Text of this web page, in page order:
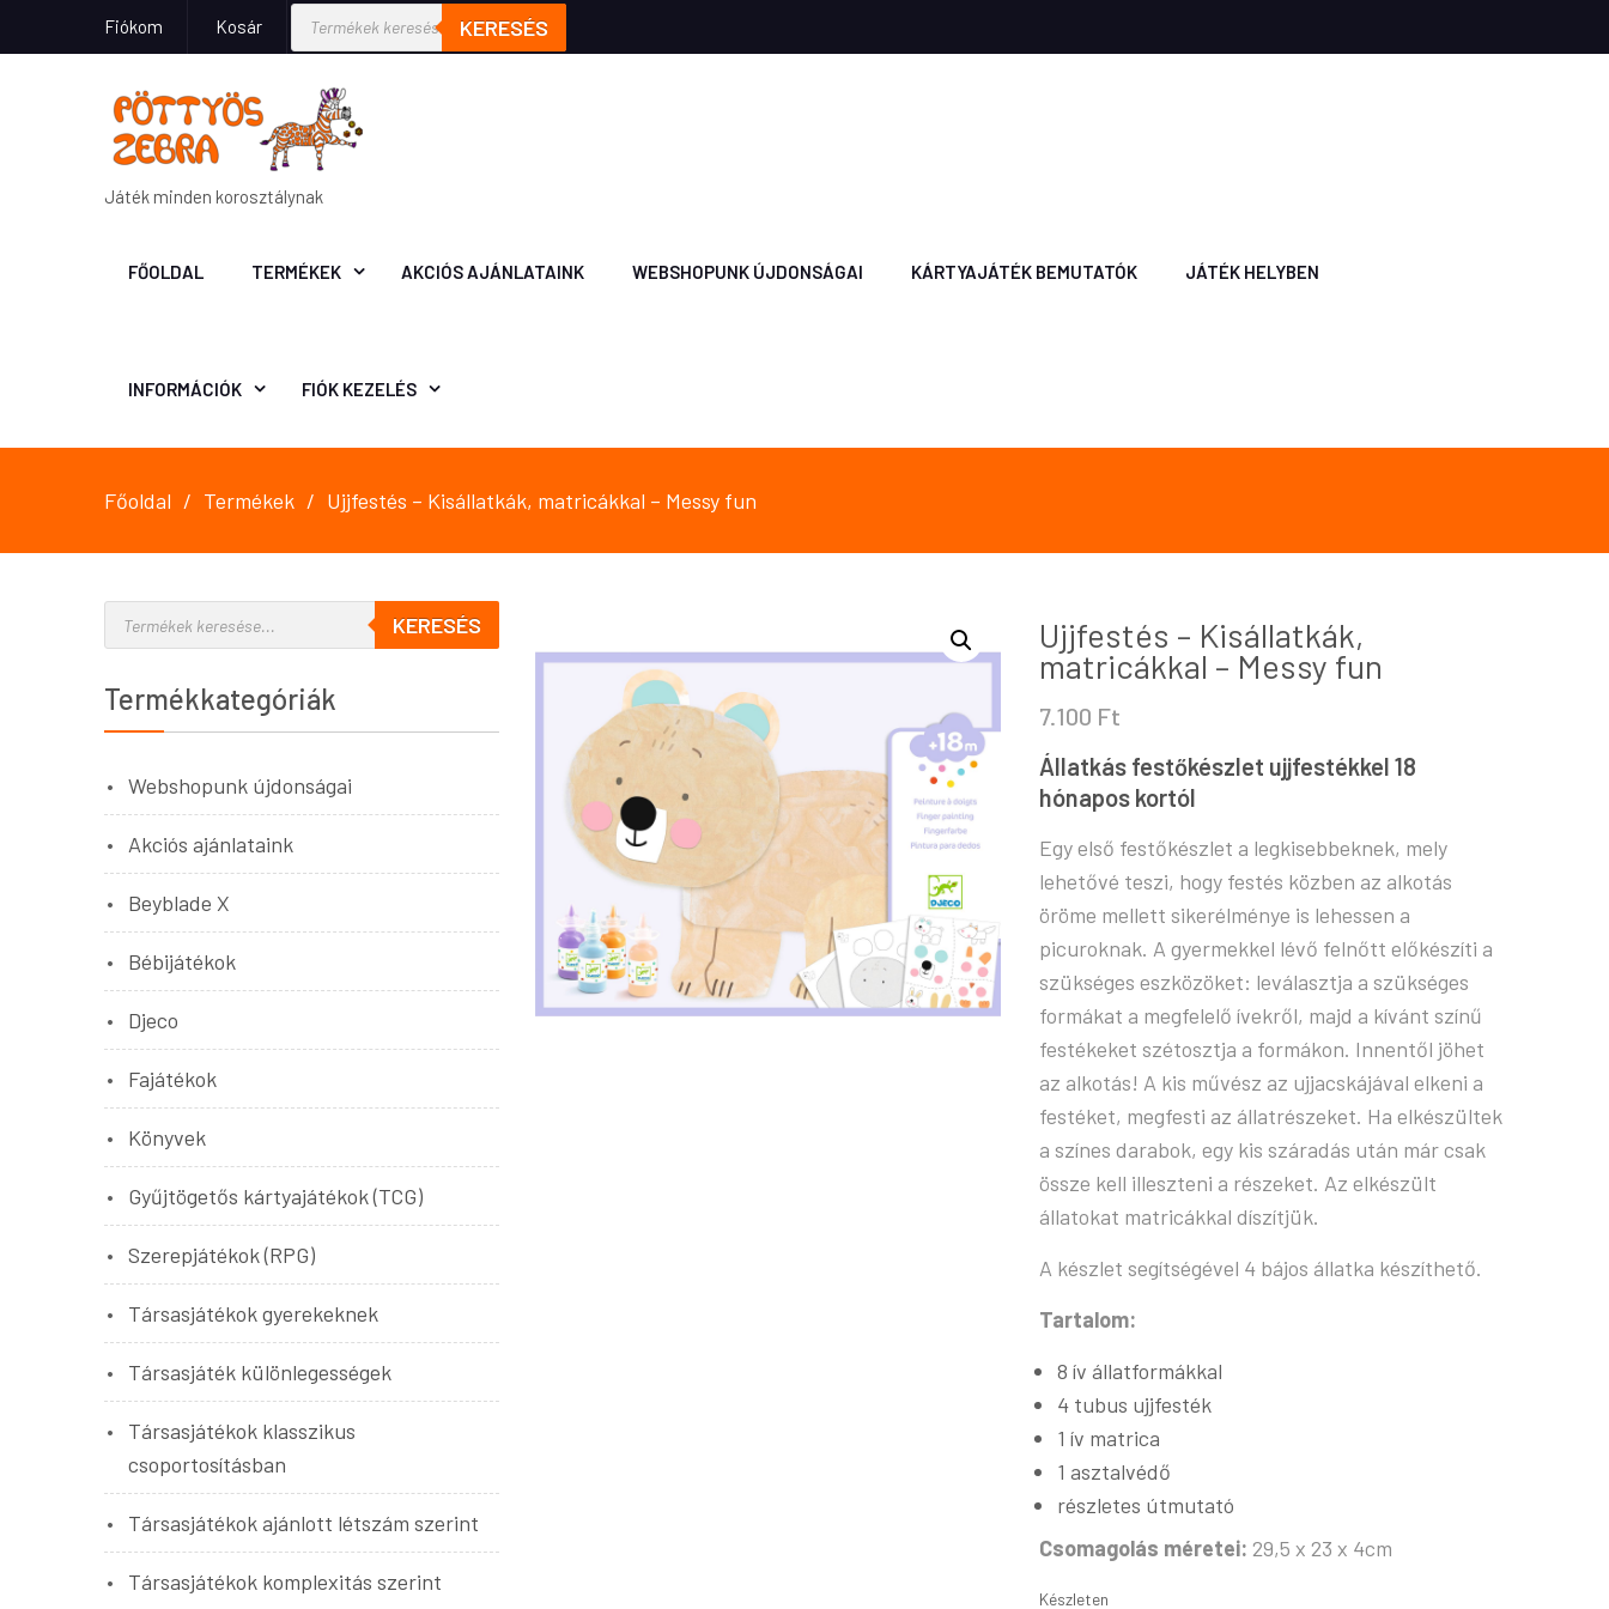
Fiókom Kosár KERESÉS
Játék minden korosztálynak
FŐOLDAL TERMÉKEK AKCIÓS AJÁNLATAINK WEBSHOPUNK ÚJDONSÁGAI KÁRTYAJÁTÉK BEMUTATÓK JÁTÉK HELYBEN
INFORMÁCIÓK FIÓK KEZELÉS
Főoldal Termékek Ujjfestés – Kisállatkák, matricákkal – Messy fun
Ujjfestés – Kisállatkák,
matricákkal – Messy fun
7.100 Ft
Állatkás festőkészlet ujjfestékkel 18
hónapos kortól
Egy első festőkészlet a legkisebbeknek, mely
lehetővé teszi, hogy festés közben az alkotás
öröme mellett sikerélménye is lehessen a
picuroknak. A gyermekkel lévő felnőtt előkészíti a
szükséges eszközöket: leválasztja a szükséges
formákat a megfelelő ívekről, majd a kívánt színű
festékeket szétosztja a formákon. Innentől jöhet
az alkotás! A kis művész az ujjacskájával elkeni a
festéket, megfesti az állatrészeket. Ha elkészültek
a színes darabok, egy kis száradás után már csak
össze kell illeszteni a részeket. Az elkészült
állatokat matricákkal díszítjük.
A készlet segítségével 4 bájos állatka készíthető.
Tartalom:
8 ív állatformákkal
4 tubus ujjfesték
1 ív matrica
1 asztalvédő
részletes útmutató
Csomagolás méretei: 29,5 x 23 x 4cm
Készleten
KERESÉS
Termékkategóriák
Webshopunk újdonságai
Akciós ajánlataink
Beyblade X
Bébijátékok
Djeco
Fajátékok
Könyvek
Gyűjtögetős kártyajátékok (TCG)
Szerepjátékok (RPG)
Társasjátékok gyerekeknek
Társasjáték különlegességek
Társasjátékok klasszikus
csoportosításban
Társasjátékok ajánlott létszám szerint
Társasjátékok komplexitás szerint